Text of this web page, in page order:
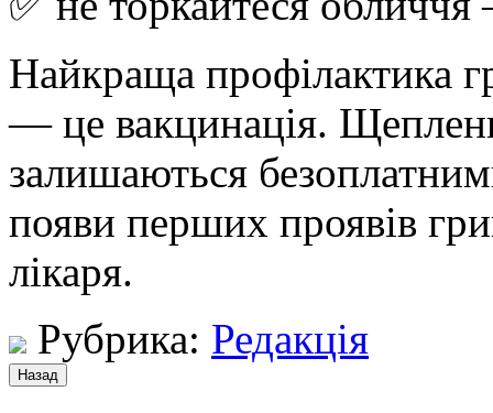
Найкраща профілактика
— це вакцинація.
залишаються
появи перших проявів
лікаря.
Рубрика: Редакція